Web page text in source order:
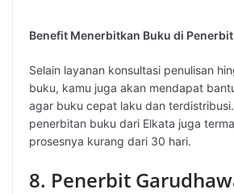
Benefit Menerbitkan Buku di
Selain layanan konsultasi penulisan
buku, kamu juga akan mendapat
agar buku cepat laku dan
penerbitan buku dari Elkata juga
prosesnya kurang dari 30 hari.
8. Penerbit